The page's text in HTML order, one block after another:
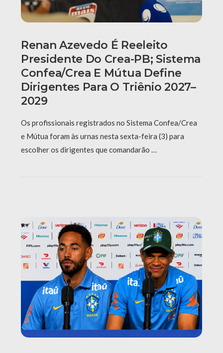
Renan Azevedo É Reeleito
Presidente Do Crea-PB; Sistema
Confea/Crea E Mútua Define
Dirigentes Para O Triênio 2027–
2029
Os profissionais registrados no Sistema Confea/Crea
e Mútua foram às urnas nesta sexta-feira (3) para
escolher os dirigentes que comandarão …